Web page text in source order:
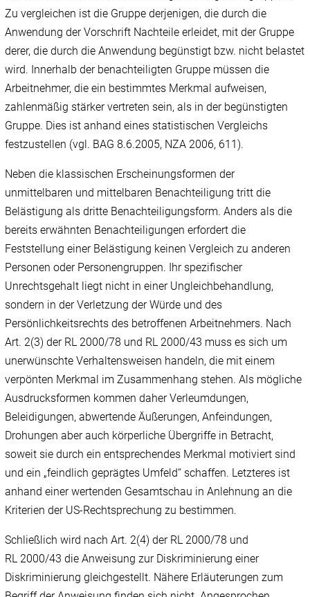
Zu vergleichen ist die Gruppe derjenigen, die durch die
Anwendung der Vorschrift Nachteile erleidet, mit der Gruppe
derer, die durch die Anwendung begünstigt bzw. nicht belastet
wird. Innerhalb der benachteiligten Gruppe müssen die
Arbeitnehmer, die ein bestimmtes Merkmal aufweisen,
zahlenmäßig stärker vertreten sein, als in der begünstigten
Gruppe. Dies ist anhand eines statistischen Vergleichs
festzustellen (vgl. BAG 8.6.2005, NZA 2006, 611).
Neben die klassischen Erscheinungsformen der
unmittelbaren und mittelbaren Benachteiligung tritt die
Belästigung als dritte Benachteiligungsform. Anders als die
bereits erwähnten Benachteiligungen erfordert die
Feststellung einer Belästigung keinen Vergleich zu anderen
Personen oder Personengruppen. Ihr spezifischer
Unrechtsgehalt liegt nicht in einer Ungleichbehandlung,
sondern in der Verletzung der Würde und des
Persönlichkeitsrechts des betroffenen Arbeitnehmers. Nach
Art. 2(3) der RL 2000/78 und RL 2000/43 muss es sich um
unerwünschte Verhaltensweisen handeln, die mit einem
verpönten Merkmal im Zusammenhang stehen. Als mögliche
Ausdrucksformen kommen daher Verleumdungen,
Beleidigungen, abwertende Äußerungen, Anfeindungen,
Drohungen aber auch körperliche Übergriffe in Betracht,
soweit sie durch ein entsprechendes Merkmal motiviert sind
und ein „feindlich geprägtes Umfeld“ schaffen. Letzteres ist
anhand einer wertenden Gesamtschau in Anlehnung an die
Kriterien der US-Rechtsprechung zu bestimmen.
Schließlich wird nach Art. 2(4) der RL 2000/78 und
RL 2000/43 die Anweisung zur Diskriminierung einer
Diskriminierung gleichgestellt. Nähere Erläuterungen zum